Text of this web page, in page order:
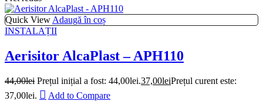
Quick View Adaugă în coș
INSTALAȚII
Aerisitor AlcaPlast – APH110
44,00lei Prețul inițial a fost: 44,00lei.37,00leiPrețul curent este:
37,00lei.
Add to Compare